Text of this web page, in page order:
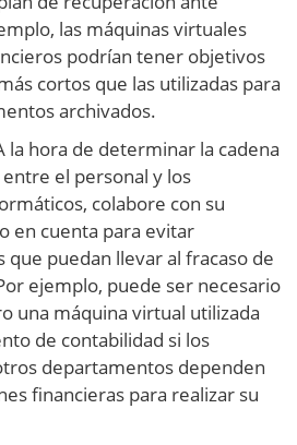
las máquinas virtuales
podrían tener objetivos
cortos que las utilizadas para
archivados.
la hora de determinar la cadena
el personal y los
colabore con su
en cuenta para evitar
que puedan llevar al fracaso de
ejemplo, puede ser necesario
una máquina virtual utilizada
de contabilidad si los
departamentos dependen
financieras para realizar su